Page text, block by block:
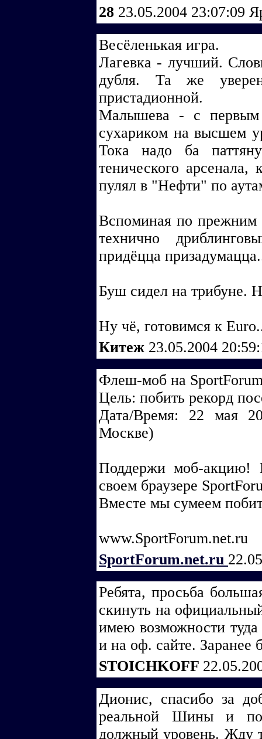
28 23.05.2004 23:07:09
Весёленькая игра.
Лагевка - лучший.
дубля. Та же
пристадионной.
Малышева - с
сухариком на высшем
Тока надо ба
тенического
пулял в "Нефти" по
Вспоминая по
технично
придёцца
Буш сидел на трибуне.
Ну чё, готовимся к
Китеж 23.05.2004
Флеш-моб на
Цель: побить рекорд
Дата/Время: 22 мая
Москве)
Поддержи моб-акцию!
своем браузере
Вместе мы сумеем
www.SportForum.net.ru
SportForum.net.ru
Ребята, просьба
скинуть на
имею возможности
и на оф. сайте. Заранее
STOICHKOFF
Дионис, спасибо за
реальной Шины и
должный уровень. Жду